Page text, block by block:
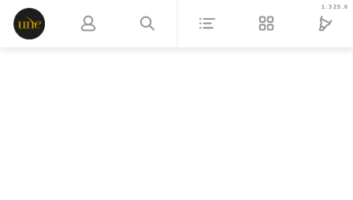
1.325.0